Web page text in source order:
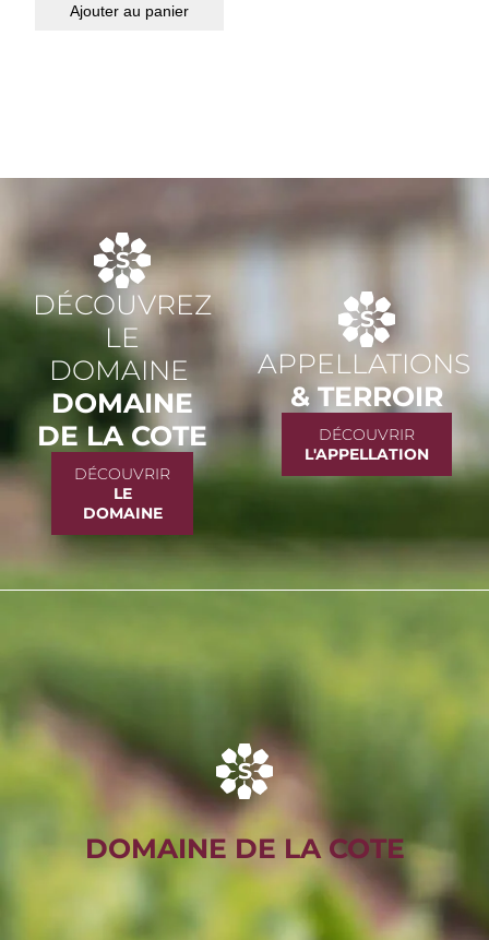
Ajouter au panier
DÉCOUVREZ
LE
DOMAINE
DOMAINE
DE LA COTE
DÉCOUVRIR
LE
DOMAINE
APPELLATIONS
& TERROIR
DÉCOUVRIR
L'APPELLATION
DOMAINE DE LA COTE